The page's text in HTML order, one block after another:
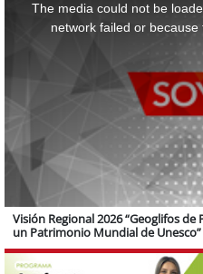
The media could not be
network failed or
Visión Regional 2026 “Geoglifos
un Patrimonio Mundial de Unesco”